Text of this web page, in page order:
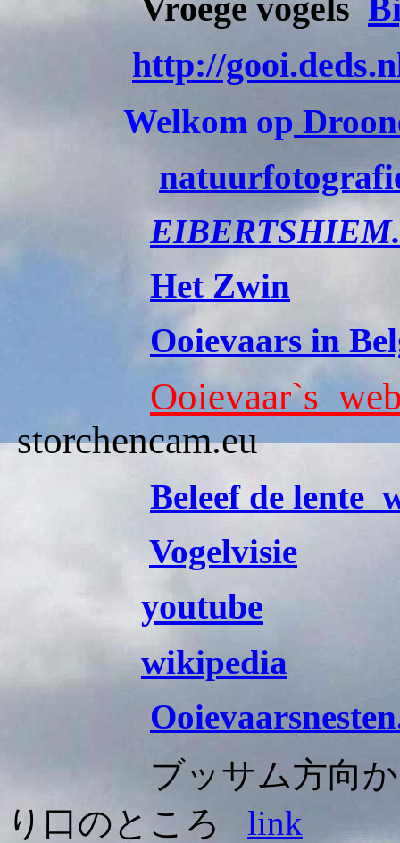
Vroege vogels
http://
Welkom op
Het Zwin
Ooievaars in
Ooievaar`s
storchencam.eu
Beleef de lente
Vogelvisie
youtube
wikipedia
O
ブッサム方向から
り口のところ link